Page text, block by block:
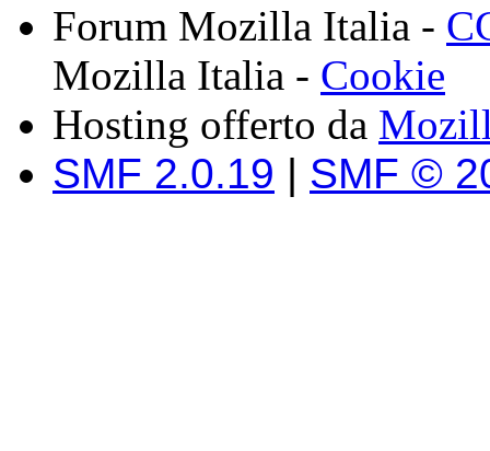
Forum Mozilla Italia -
Mozilla Italia - Cookie
Hosting offerto da
SMF 2.0.19 | SMF ©